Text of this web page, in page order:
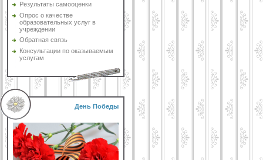
Результаты самооценки
Опрос о качестве
образовательных услуг в
учреждении
Обратная связь
Консультации по оказываемым
услугам
День Победы